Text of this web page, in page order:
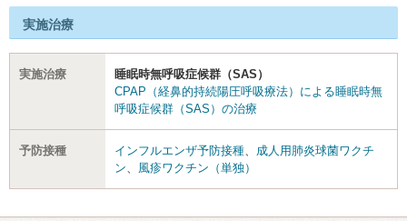
実施治療
実施治療
睡眠時無呼吸症候群（SAS）
CPAP（経鼻的持続陽圧呼吸療法）による睡眠時無
呼吸症候群（SAS）の治療
予防接種 インフルエンザ予防接種
成人用肺炎球菌ワクチ
ン
風疹ワクチン（単独）